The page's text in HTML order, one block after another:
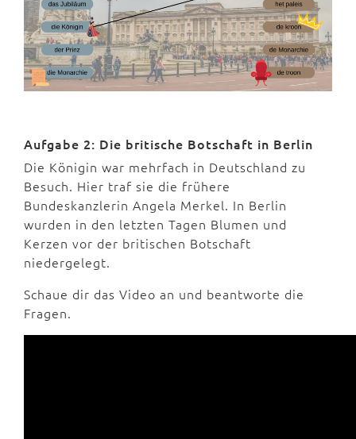
Aufgabe 2: Die britische Botschaft in Berlin
Die Königin war mehrfach in Deutschland zu
Besuch. Hier traf sie die frühere
Bundeskanzlerin Angela Merkel. In Berlin
wurden in den letzten Tagen Blumen und
Kerzen vor der britischen Botschaft
niedergelegt.
Schaue dir das Video an und beantworte die
Fragen.